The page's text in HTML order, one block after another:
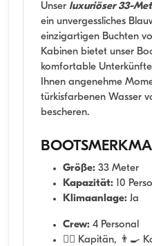
Unser luxuriöser 33-
ein unvergessliches
einzigartigen Buchten
Kabinen bietet unser
komfortable
Ihnen angenehme
türkisfarbenen Wasser
bescheren.
Größe: 33 Meter
Kapazität: 10
Klimaanlage: Ja
Crew: 4 Personal
👨‍✈️ Kapitän, 👨‍🍳